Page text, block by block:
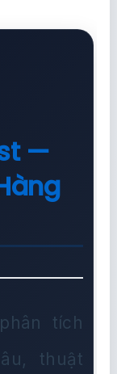
—
tích
thuật